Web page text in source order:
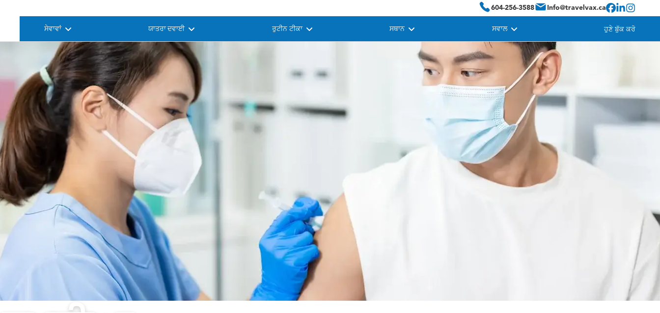
604-256-3588 Info@travelvax.ca
ਸੇਵਾਵਾਂ ਯਾਤਰਾ ਦਵਾਈ ਰੁਟੀਨ ਟੀਕਾ ਸਥਾਨ ਸਵਾਲ ਹੁਣੇ ਬੁੱਕ ਕਰੋ